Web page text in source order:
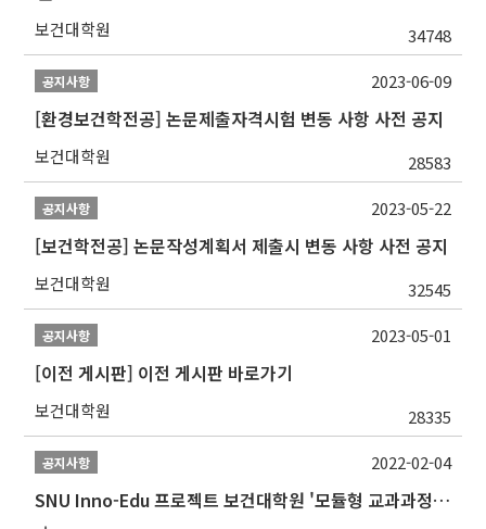
보건대학원 34748
공지사항
[환경보건학전공] 논문제출자격시험 변동 사항 사전 공지
보건대학원 28583
2023-06-09
공지사항
[보건학전공] 논문작성계획서 제출시 변동 사항 사전 공지
보건대학원 32545
2023-05-22
공지사항
[이전 게시판] 이전 게시판 바로가기
보건대학원 28335
2023-05-01
공지사항
SNU Inno-Edu 프로젝트 보건대학원 '모듈형 교과과정' 안내(revised 2022/2/28)
2022-02-04